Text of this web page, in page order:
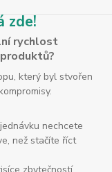
zde!
rychlost
který byl stvořen
nechcete
než stačíte říct